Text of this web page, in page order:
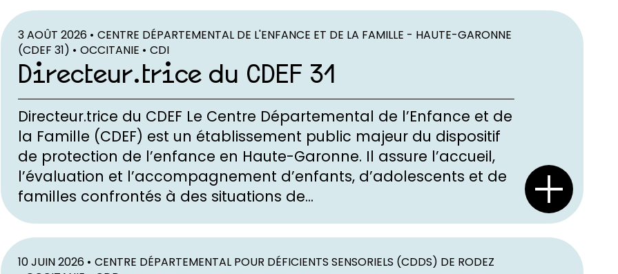
3 AOÛT 2026 • CENTRE DÉPARTEMENTAL DE L'ENFANCE ET DE LA FAMILLE - HAUTE-GARONNE
(CDEF 31) • OCCITANIE • CDI
Directeur.trice du CDEF 31
Directeur.trice du CDEF Le Centre Départemental de l’Enfance et de
la Famille (CDEF) est un établissement public majeur du dispositif
de protection de l’enfance en Haute-Garonne. Il assure l’accueil,
l’évaluation et l’accompagnement d’enfants, d’adolescents et de
familles confrontés à des situations de...
10 JUIN 2026 • CENTRE DÉPARTEMENTAL POUR DÉFICIENTS SENSORIELS (CDDS) DE RODEZ